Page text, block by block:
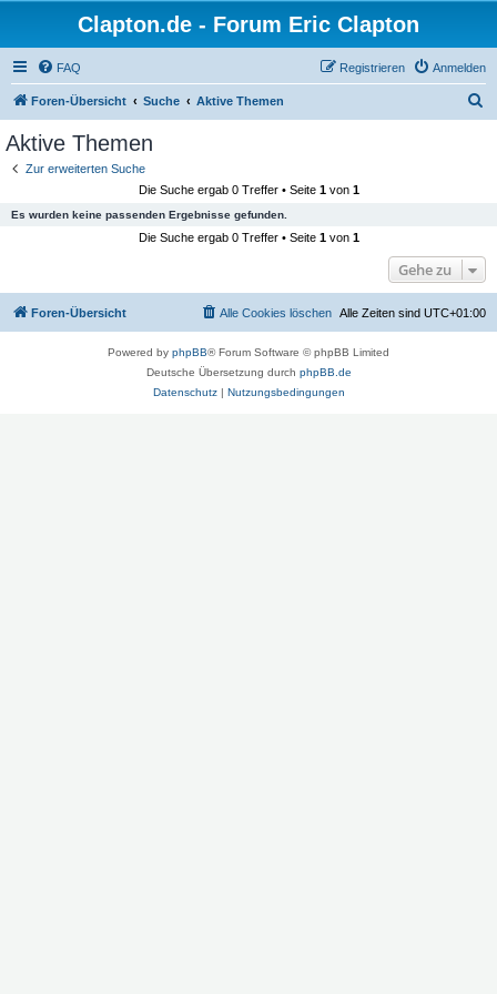
Clapton.de - Forum Eric Clapton
FAQ Anmelden
Registrieren
Foren-Übersicht Suche Aktive Themen
Aktive Themen
Zur erweiterten Suche
Die Suche ergab 0 Treffer • Seite 1von 1
Es wurden keine passenden Ergebnisse gefunden.
Die Suche ergab 0 Treffer • Seite 1von 1
Gehe zu
Foren-Übersicht Alle Zeiten sind UTC+01:00
Alle Cookies löschen
Powered by phpBB® Forum Software © phpBB Limited
Deutsche Übersetzung durch phpBB.de
Datenschutz| Nutzungsbedingungen